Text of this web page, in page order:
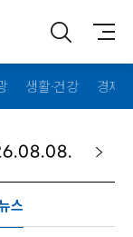
생활·건강 경제·
스